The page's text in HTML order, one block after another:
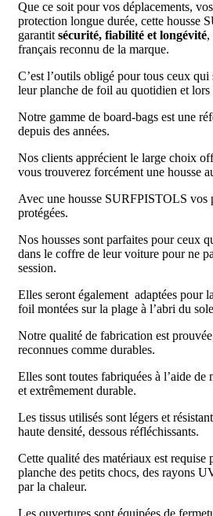
Que ce soit pour vos déplacements,
protection longue durée, cette housse
garantitsécurité, fiabilité et longévité,
français reconnu de la marque.
C’est l’outils obligé pour tous ceux
leur planche de foil au quotidien et lors
Notre gamme de board-bags est une
depuis des années.
Nos clients apprécient le large choix
vous trouverez forcément une housse
Avec une housse SURFPISTOLS vos
protégées.
Nos housses sont parfaites pour ceux
dans le coffre de leur voiture pour ne
session.
Elles seront également adaptées pour
foil montées sur la plage à l’abri du
Notre qualité de fabrication est
reconnues comme durables.
Elles sont toutes fabriquées à l’aide de
et extrêmement durable.
Les tissus utilisés sont légers et
haute densité, dessous réfléchissants.
Cette qualité des matériaux est requise
planche des petits chocs, des rayons
par la chaleur.